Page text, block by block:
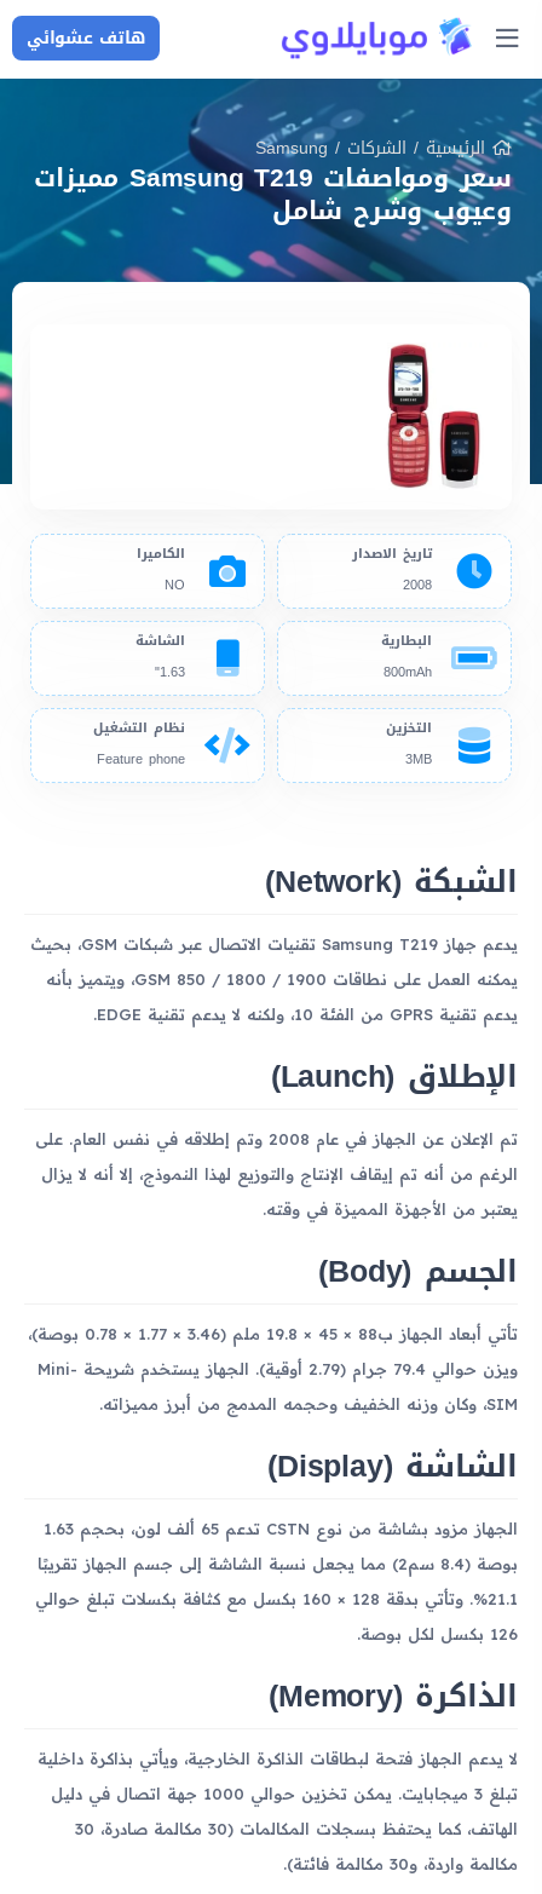
هاتف عشوائي
الرئيسية/ الشركات /
Samsung
سعر ومواصفات Samsung T219 مميزات
وعيوب وشرح شامل
تاريخ الاصدار
2008
الكاميرا
NO
البطارية
800mAh
الشاشة
1.63"
التخزين
3MB
نظام التشغيل
Feature phone
الشبكة (Network)
يدعم جهاز Samsung T219 تقنيات الاتصال عبر شبكات GSM، بحيث
يمكنه العمل على نطاقات GSM 850 / 1800 / 1900، ويتميز بأنه
يدعم تقنية GPRS من الفئة 10، ولكنه لا يدعم تقنية EDGE.
الإطلاق (Launch)
تم الإعلان عن الجهاز في عام 2008 وتم إطلاقه في نفس العام. على
الرغم من أنه تم إيقاف الإنتاج والتوزيع لهذا النموذج، إلا أنه لا يزال
يعتبر من الأجهزة المميزة في وقته.
الجسم (Body)
تأتي أبعاد الجهاز ب88 × 45 × 19.8 ملم (3.46 × 1.77 × 0.78 بوصة)،
ويزن حوالي 79.4 جرام (2.79 أوقية). الجهاز يستخدم شريحة Mini-
SIM، وكان وزنه الخفيف وحجمه المدمج من أبرز مميزاته.
الشاشة (Display)
الجهاز مزود بشاشة من نوع CSTN تدعم 65 ألف لون، بحجم 1.63
بوصة (8.4 سم2) مما يجعل نسبة الشاشة إلى جسم الجهاز تقريبًا
21.1%. وتأتي بدقة 128 × 160 بكسل مع كثافة بكسلات تبلغ حوالي
126 بكسل لكل بوصة.
الذاكرة (Memory)
لا يدعم الجهاز فتحة لبطاقات الذاكرة الخارجية، ويأتي بذاكرة داخلية
تبلغ 3 ميجابايت. يمكن تخزين حوالي 1000 جهة اتصال في دليل
الهاتف، كما يحتفظ بسجلات المكالمات (30 مكالمة صادرة، 30
مكالمة واردة، و30 مكالمة فائتة).